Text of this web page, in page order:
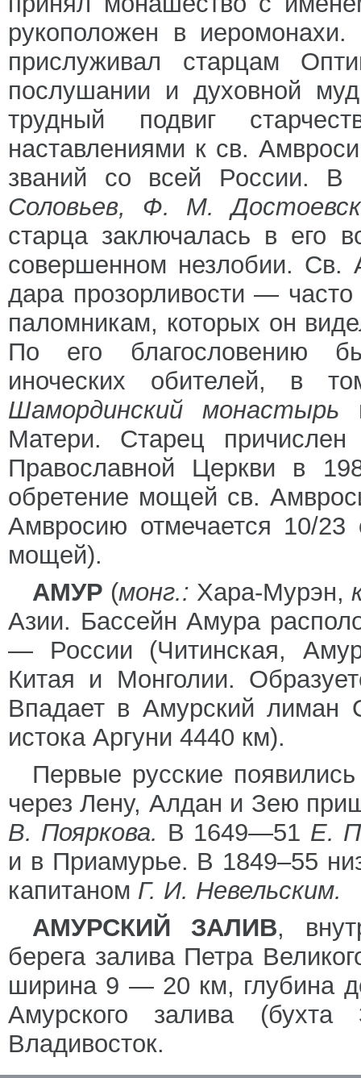
рукоположен в
прислуживал старцам
послушании и духовной
трудный подвиг
наставлениями к св.
званий со всей России. В
Соловьев, Ф. М.
старца заключалась в его
совершенном незлобии. Св.
дара прозорливости —
паломникам, которых он
По его благословению
иноческих обителей, в
Шамординский монастырь
Матери. Старец
Православной Церкви в
обретение мощей св.
Амвросию отмечается 10/23
мощей).
АМУР (монг.: Хара-Мурэн,
Азии. Бассейн Амура
— России (Читинская,
Китая и Монголии.
Впадает в Амурский лиман
истока Аргуни 4440 км).
Первые русские
через Лену, Алдан и Зею
В. Пояркова. В 1649—51 Е.
и в Приамурье. В 1849–55
капитаном Г. И. Невельским.
АМУРСКИЙ ЗАЛИВ,
берега залива Петра
ширина 9 — 20 км, глубина
Амурского залива
Владивосток.